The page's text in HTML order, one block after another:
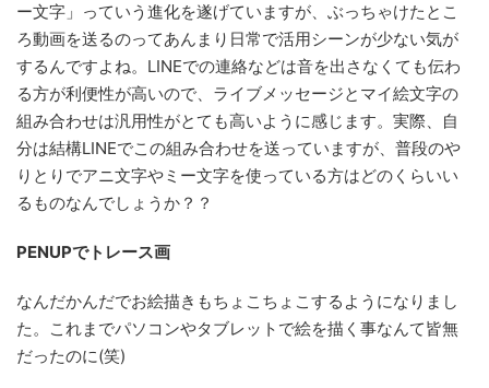
ー文字」っていう進化を遂げていますが、ぶっちゃけたとこ
ろ動画を送るのってあんまり日常で活用シーンが少ない気が
するんですよね。LINEでの連絡などは音を出さなくても伝わ
る方が利便性が高いので、ライブメッセージとマイ絵文字の
組み合わせは汎用性がとても高いように感じます。実際、自
分は結構LINEでこの組み合わせを送っていますが、普段のや
りとりでアニ文字やミー文字を使っている方はどのくらいい
るものなんでしょうか？？
PENUPでトレース画
なんだかんだでお絵描きもちょこちょこするようになりまし
た。これまでパソコンやタブレットで絵を描く事なんて皆無
だったのに(笑)